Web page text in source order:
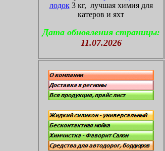
лодок3 кг, лучшая химия для
катеров и яхт
Дата обновления страницы:
11.07.2026